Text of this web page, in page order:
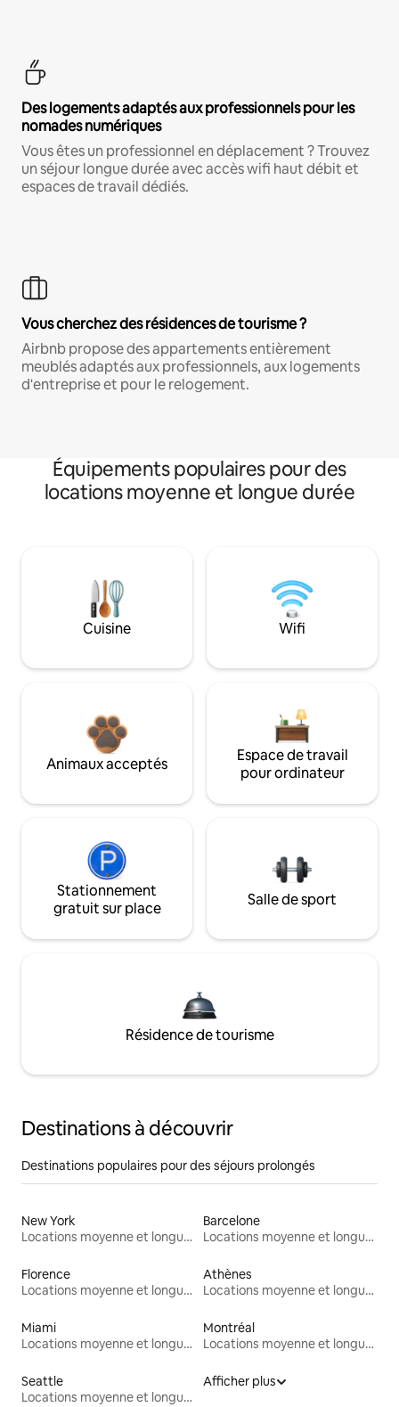
Des logements adaptés aux professionnels pour les
nomades numériques
Vous êtes un professionnel en déplacement ? Trouvez
un séjour longue durée avec accès wifi haut débit et
espaces de travail dédiés.
Vous cherchez des résidences de tourisme ?
Airbnb propose des appartements entièrement
meublés adaptés aux professionnels, aux logements
d'entreprise et pour le relogement.
Équipements populaires pour des
locations moyenne et longue durée
Cuisine Wifi
Animaux acceptés
Espace de travail
pour ordinateur
Stationnement
gratuit sur place
Salle de sport
Résidence de tourisme
Destinations à découvrir
Destinations populaires pour des séjours prolongés
New York
Locations moyenne et longue durée
Barcelone
Locations moyenne et longue durée
Florence
Locations moyenne et longue durée
Athènes
Locations moyenne et longue durée
Miami
Locations moyenne et longue durée
Montréal
Locations moyenne et longue durée
Seattle
Locations moyenne et longue durée
Afficher plus